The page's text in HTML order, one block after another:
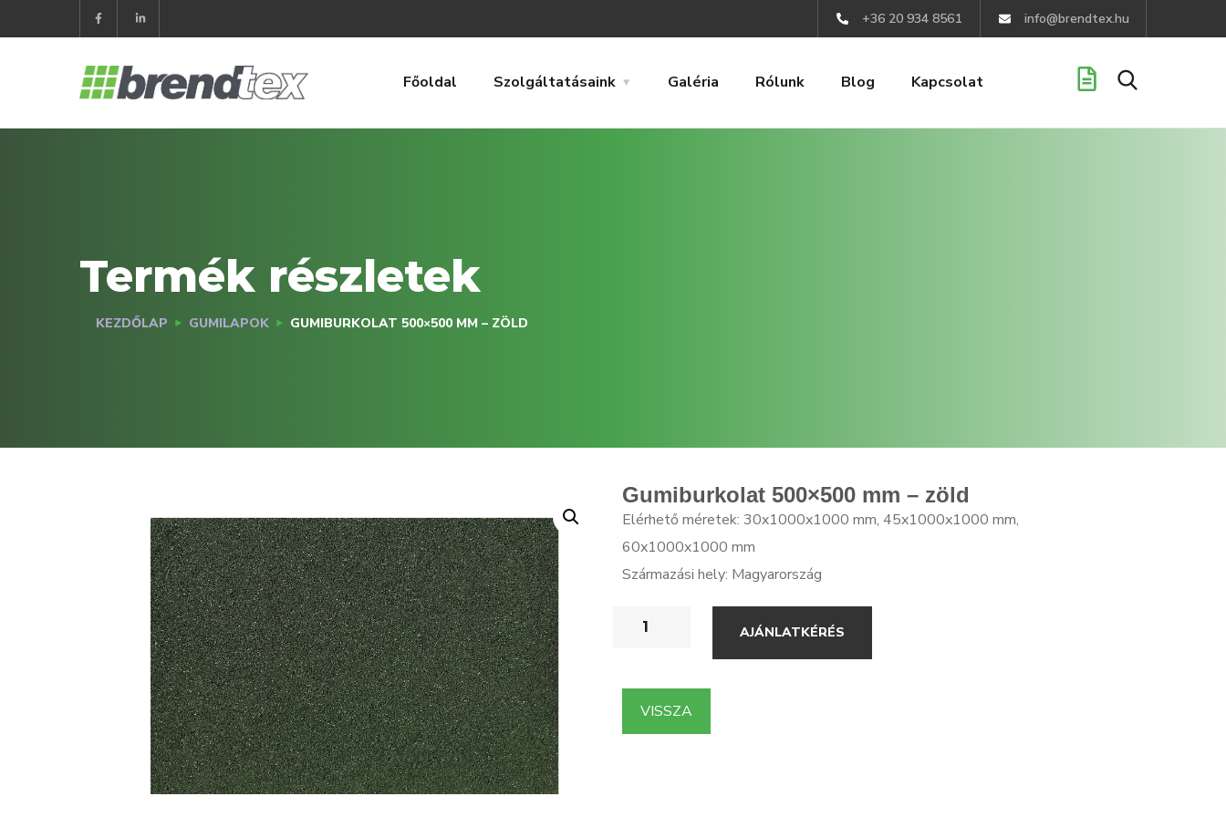
+36 20 934 8561 info@brendtex.hu
Főoldal Szolgáltatásaink Galéria Rólunk Blog Kapcsolat
Termék részletek
KEZDŐLAP GUMILAPOK GUMIBURKOLAT 500×500 MM – ZÖLD
Gumiburkolat 500×500 mm – zöld
Elérhető méretek: 30x1000x1000 mm, 45x1000x1000 mm,
60x1000x1000 mm
Származási hely: Magyarország
AJÁNLATKÉRÉS
VISSZA